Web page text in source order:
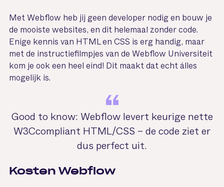
Met Webflow heb jij geen developer nodig en bouw je
de mooiste websites, en dit helemaal zonder code.
Enige kennis van HTML en CSS is erg handig, maar
met de instructiefilmpjes van de Webflow Universiteit
kom je ook een heel eind! Dit maakt dat echt álles
mogelijk is.
Good to know: Webflow levert keurige nette
W3Ccompliant HTML/CSS – de code ziet er
dus perfect uit.
Kosten Webflow